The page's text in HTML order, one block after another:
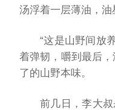
汤浮着一层薄油，油
“这是山野间放
着弹韧，嚼到最后
了的山野本味。
前几日，李大